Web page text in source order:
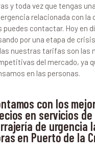
y toda vez que tengas una
relacionada con la
puedes contactar. Hoy en
por una etapa de
nuestras tarifas son las
del mercado, ya
en las personas.
con los
en servicios de
de urgencia
en Puerto de la